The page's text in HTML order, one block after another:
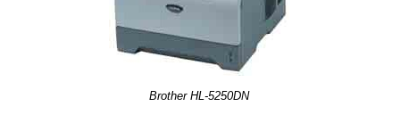
Brother HL-5250DN